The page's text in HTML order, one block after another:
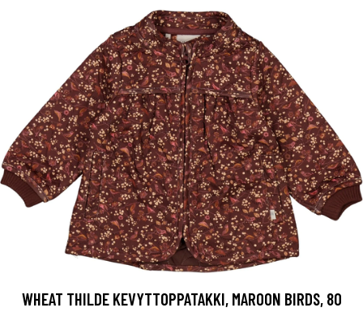
WHEAT THILDE KEVYTTOPPATAKKI, MAROON BIRDS, 80